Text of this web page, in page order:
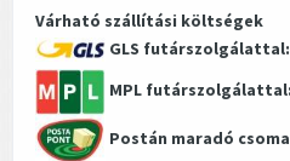
Várható szállítási költségek
GLS futárszolgálattal:
MPL futárszolgálattal:
Postán maradó